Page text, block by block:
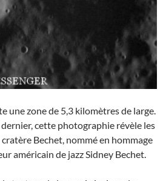
une zone de 5,3 kilomètres de large.
cette photographie révèle les
Bechet, nommé en hommage
américain de jazz Sidney Bechet.